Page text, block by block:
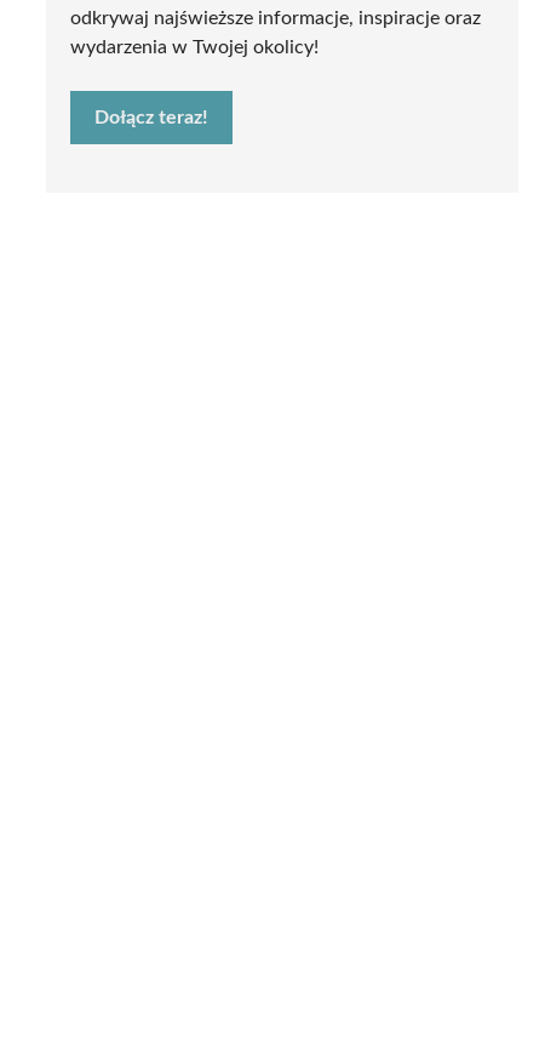
odkrywaj najświeższe informacje, inspiracje oraz
wydarzenia w Twojej okolicy!
Dołącz teraz!